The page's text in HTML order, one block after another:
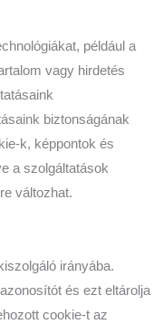
például a
vagy hirdetés
biztonságának
k, képpontok és
a szolgáltatások
változhat.
irányába.
és ezt eltárolja
cookie-t az